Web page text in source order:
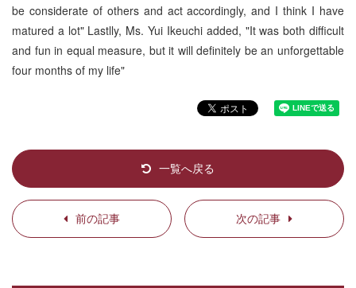
be considerate of others and act accordingly, and I think I have
matured a lot" Lastlly, Ms. Yui Ikeuchi added, "It was both difficult
and fun in equal measure, but it will definitely be an unforgettable
four months of my life"
前の記事
一覧へ戻る
次の記事